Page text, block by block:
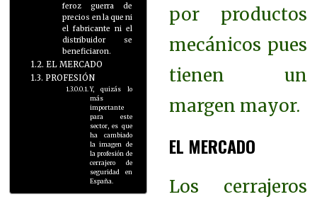
feroz guerra de
precios en la que ni
el fabricante ni el
distribuidor se
beneficiaron.
EL MERCADO
PROFESIÓN
Y, quizás lo
más
importante
para este
sector, es que
ha cambiado
la imagen de
la profesión de
cerrajero de
seguridad en
España.
por productos
mecánicos pues
tienen un
margen mayor.
EL MERCADO
Los cerrajeros